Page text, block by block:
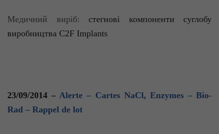
Медичний виріб: стегнові компоненти суглобу
виробництва C2F Implants
23/09/2014 –Alerte – Cartes NaCl, Enzymes – Bio-
Rad – Rappel de lot